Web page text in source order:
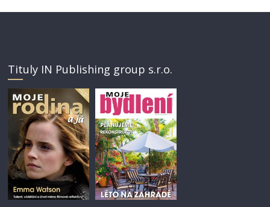
Tituly IN Publishing group s.r.o.